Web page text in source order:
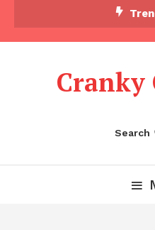
Cranky
Search